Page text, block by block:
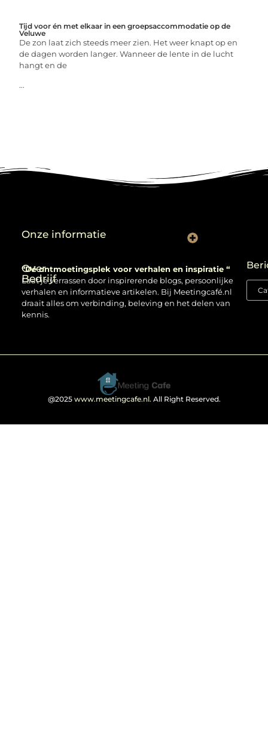
Tijd voor én met elkaar in een groepsaccommodatie op de
Veluwe
De zon laat zich steeds meer zien. Het weer knapt op en
de dagen worden langer. Wanneer de lente in de lucht
hangt en de
...
Over
Bedrijf
“Dé ontmoetingsplek voor verhalen en inspiratie “
Laat je verrassen door inspirerende blogs, persoonlijke
verhalen en informatieve artikelen. Bij Meetingcafé.nl
draait alles om verbinding, beleving en het delen van
kennis.
Onze informatie
@2025 www.meetingcafe.nl. All Right Reserved.